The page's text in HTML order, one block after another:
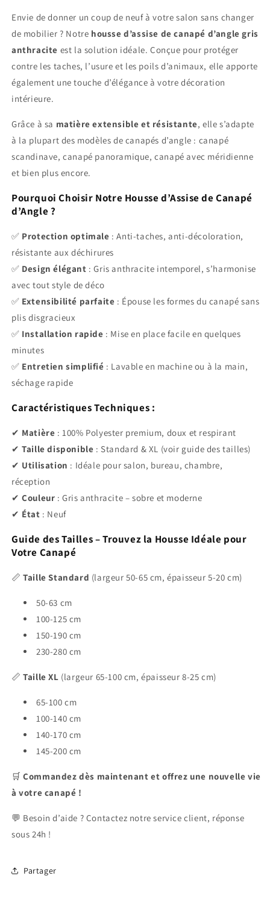
Envie de donner un coup de neuf à votre salon sans changer
de mobilier ? Notre housse d’assise de canapé d’angle gris
anthracite est la solution idéale. Conçue pour protéger
contre les taches, l’usure et les poils d’animaux, elle apporte
également une touche d’élégance à votre décoration
intérieure.
Grâce à sa matière extensible et résistante, elle s’adapte
à la plupart des modèles de canapés d’angle : canapé
scandinave, canapé panoramique, canapé avec méridienne
et bien plus encore.
Pourquoi Choisir Notre Housse d’Assise de Canapé
d’Angle ?
✅ Protection optimale : Anti-taches, anti-décoloration,
résistante aux déchirures
✅ Design élégant : Gris anthracite intemporel, s’harmonise
avec tout style de déco
✅ Extensibilité parfaite : Épouse les formes du canapé sans
plis disgracieux
✅ Installation rapide : Mise en place facile en quelques
minutes
✅ Entretien simplifié : Lavable en machine ou à la main,
séchage rapide
Caractéristiques Techniques :
✔ Matière : 100% Polyester premium, doux et respirant
✔Taille disponible : Standard & XL (voir guide des tailles)
✔ Utilisation : Idéale pour salon, bureau, chambre,
réception
✔Couleur : Gris anthracite – sobre et moderne
✔ État : Neuf
Guide des Tailles – Trouvez la Housse Idéale pour
Votre Canapé
📏Taille Standard (largeur 50-65 cm, épaisseur 5-20 cm)
50-63 cm
100-125 cm
150-190 cm
230-280 cm
📏Taille XL (largeur 65-100 cm, épaisseur 8-25 cm)
65-100 cm
100-140 cm
140-170 cm
145-200 cm
🛒Commandez dès maintenant et offrez une nouvelle vie
à votre canapé !
💬 Besoin d’aide ? Contactez notre service client, réponse
sous 24h !
Partager